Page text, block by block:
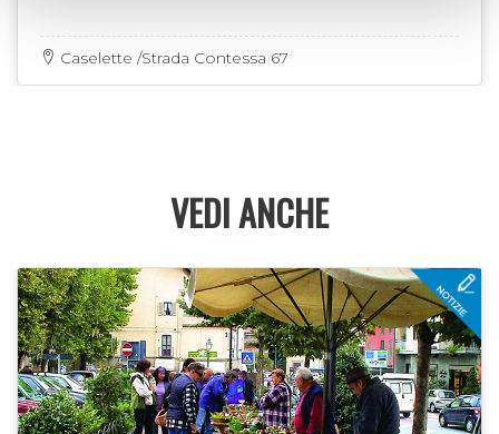
Caselette /Strada Contessa 67
VEDI ANCHE